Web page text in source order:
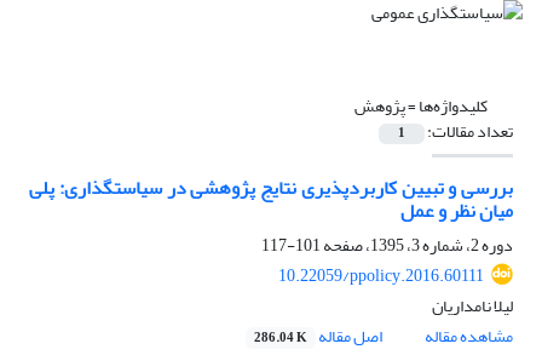
کلیدواژه‌ها =پژوهش
تعداد مقالات: 1
بررسی و تبیین کاربردپذیری نتایج پژوهشی در سیاستگذاری: پلی
میان نظر و عمل
دوره 2، شماره 3، 1395، صفحه
101-117
10.22059/ppolicy.2016.60111
لیلا نامداریان
مشاهده مقاله
اصل مقاله 286.04 K